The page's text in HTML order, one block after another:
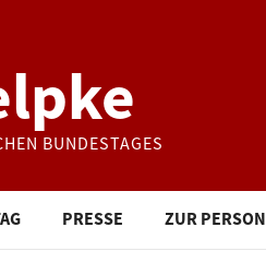
BUNDESTAGES
PRESSE ZUR PERSON